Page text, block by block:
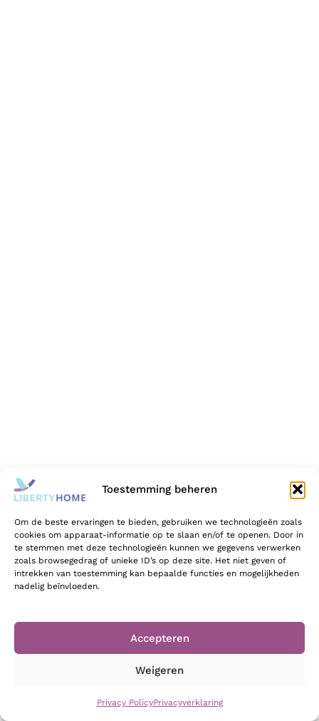
Toestemming beheren
Om de beste ervaringen te bieden, gebruiken we technologieën zoals
cookies om apparaat-informatie op te slaan en/of te openen. Door in
te stemmen met deze technologieën kunnen we gegevens verwerken
zoals browsegedrag of unieke ID’s op deze site. Het niet geven of
intrekken van toestemming kan bepaalde functies en mogelijkheden
nadelig beïnvloeden.
Accepteren
Weigeren
Privacy PolicyPrivacyverklaring